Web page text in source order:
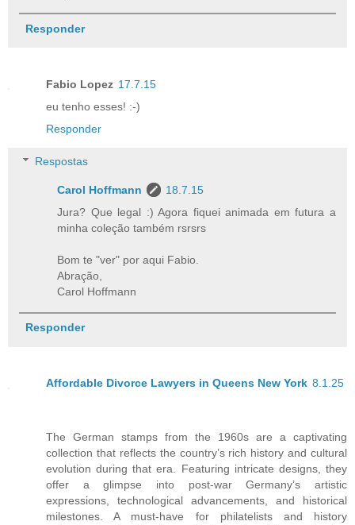
Responder
Fabio Lopez 17.7.15
eu tenho esses! :-)
Responder
Respostas
Carol Hoffmann
18.7.15
Jura? Que legal :) Agora fiquei animada em futura a
minha coleção também rsrsrs
Bom te "ver" por aqui Fabio.
Abração,
Carol Hoffmann
Responder
Affordable Divorce Lawyers in Queens New York 8.1.25
The German stamps from the 1960s are a captivating
collection that reflects the country’s rich history and cultural
evolution during that era. Featuring intricate designs, they
offer a glimpse into post-war Germany’s artistic
expressions, technological advancements, and historical
milestones. A must-have for philatelists and history